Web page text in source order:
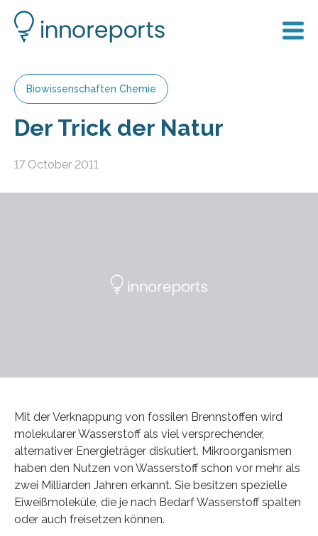
Biowissenschaften Chemie
Der Trick der Natur
17 October 2011
Mit der Verknappung von fossilen Brennstoffen wird
molekularer Wasserstoff als viel versprechender,
alternativer Energieträger diskutiert. Mikroorganismen
haben den Nutzen von Wasserstoff schon vor mehr als
zwei Milliarden Jahren erkannt. Sie besitzen spezielle
Eiweißmoleküle, die je nach Bedarf Wasserstoff spalten
oder auch freisetzen können.